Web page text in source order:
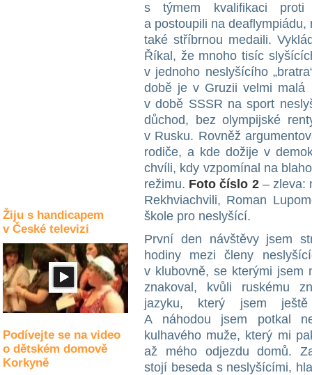
Žiju s handicapem
v České televizi
Podívejte se na video
o dětském domově
Korkyně
s týmem kvalifikaci proti
a postoupili na
také stříbrnou medaili.
Říkal, že mnoho tisíc
v jednoho neslyšícího
době je v Gruzii velmi malá
v době SSSR na sport
důchod, bez olympijské
v Rusku. Rovněž
rodiče, a kde dožije v
chvíli, kdy vzpomínal na
režimu. Foto číslo 2– zleva:
Rekhviachvili, Roman
škole pro neslyšící.
První den návštěvy jsem
hodiny mezi členy
v klubovně, se kterými jsem
znakoval, kvůli ruskému
jazyku, který jsem ještě
A náhodou jsem potkal
kulhavého muže, který mi
až mého odjezdu domů.
stojí beseda s neslyšícími,